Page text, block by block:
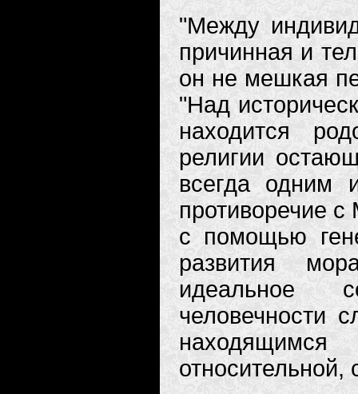
"Между
причинная и
он не мешкая
"Над
находится
религии
всегда
противоречие
с помощью
развития
идеальное
человечности
относительной,